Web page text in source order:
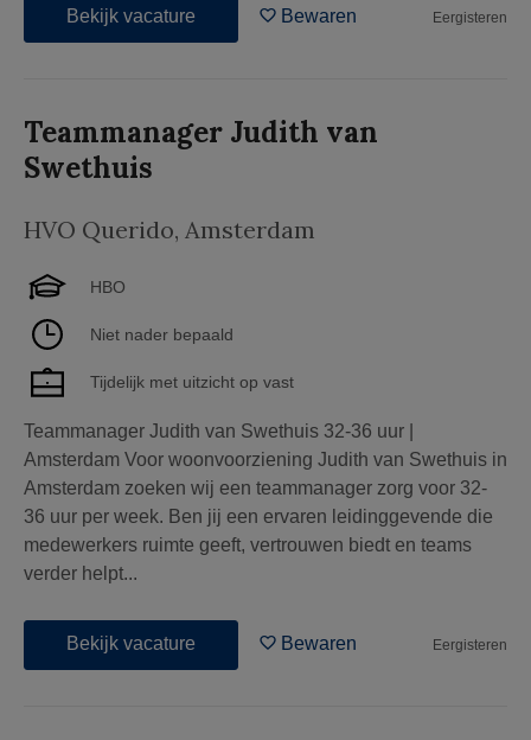
Bekijk vacature Bewaren Eergisteren
Teammanager Judith van
Swethuis
HVO Querido, Amsterdam
HBO
Niet nader bepaald
Tijdelijk met uitzicht op vast
Teammanager Judith van Swethuis 32-36 uur |
Amsterdam Voor woonvoorziening Judith van Swethuis in
Amsterdam zoeken wij een teammanager zorg voor 32-
36 uur per week. Ben jij een ervaren leidinggevende die
medewerkers ruimte geeft, vertrouwen biedt en teams
verder helpt...
Bekijk vacature Bewaren Eergisteren